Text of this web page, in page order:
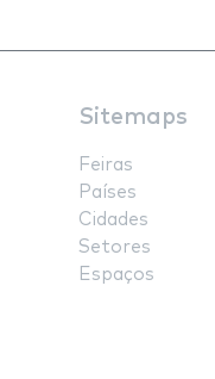
Sitemaps
Feiras
Países
Cidades
Setores
Espaços